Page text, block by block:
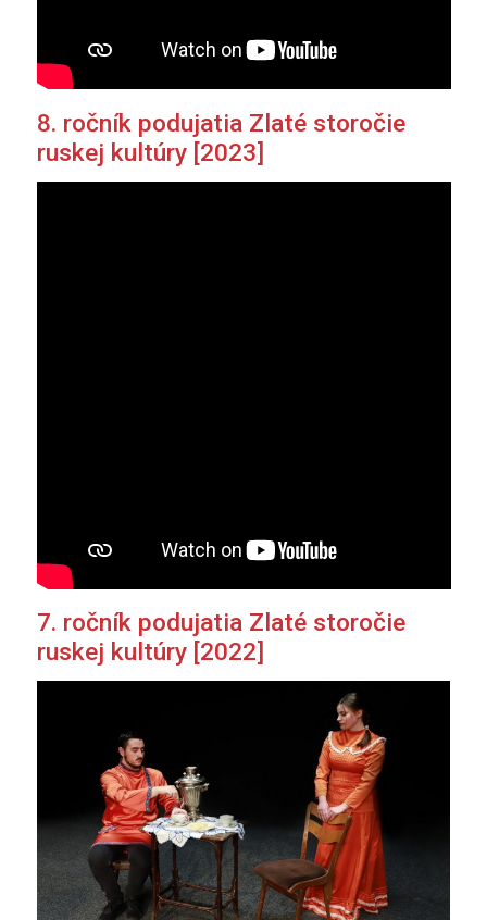
8. ročník podujatia Zlaté storočie
ruskej kultúry [2023]
7. ročník podujatia Zlaté storočie
ruskej kultúry [2022]